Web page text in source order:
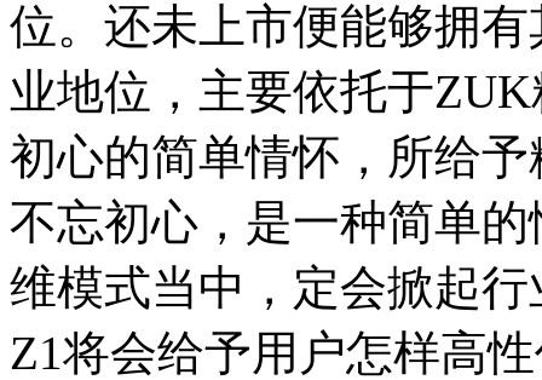
位。还未上市便能够拥
业地位，主要依托于
初心的简单情怀，所给
不忘初心，是一种简单
维模式当中，定会掀起
Z1将会给予用户怎样高